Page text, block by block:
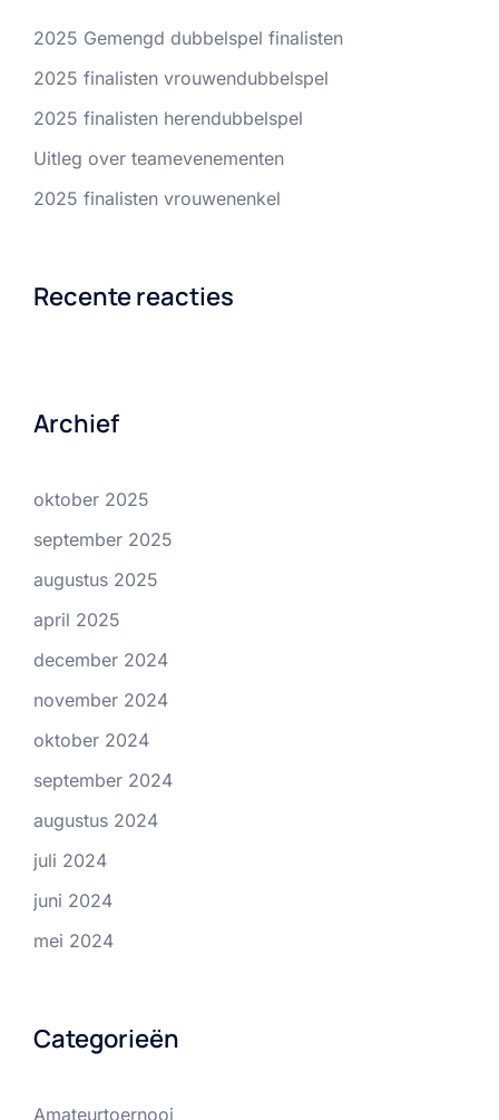
2025 Gemengd dubbelspel finalisten
2025 finalisten vrouwendubbelspel
2025 finalisten herendubbelspel
Uitleg over teamevenementen
2025 finalisten vrouwenenkel
Recente reacties
Archief
oktober 2025
september 2025
augustus 2025
april 2025
december 2024
november 2024
oktober 2024
september 2024
augustus 2024
juli 2024
juni 2024
mei 2024
Categorieën
Amateurtoernooi